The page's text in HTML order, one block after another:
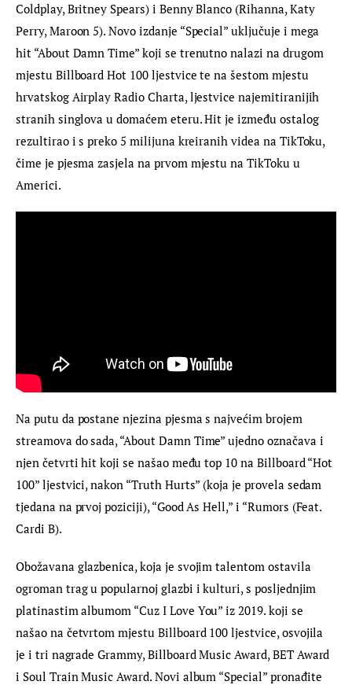
Coldplay, Britney Spears) i Benny Blanco (Rihanna, Katy
Perry, Maroon 5). Novo izdanje “Special” uključuje i mega
hit “About Damn Time” koji se trenutno nalazi na drugom
mjestu Billboard Hot 100 ljestvice te na šestom mjestu
hrvatskog Airplay Radio Charta, ljestvice najemitiranijih
stranih singlova u domaćem eteru. Hit je između ostalog
rezultirao i s preko 5 milijuna kreiranih videa na TikToku,
čime je pjesma zasjela na prvom mjestu na TikToku u
Americi.
Na putu da postane njezina pjesma s najvećim brojem
streamova do sada, “About Damn Time” ujedno označava i
njen četvrti hit koji se našao među top 10 na Billboard “Hot
100” ljestvici, nakon “Truth Hurts” (koja je provela sedam
tjedana na prvoj poziciji), “Good As Hell,” i “Rumors (Feat.
Cardi B).
Obožavana glazbenica, koja je svojim talentom ostavila
ogroman trag u popularnoj glazbi i kulturi, s posljednjim
platinastim albumom “Cuz I Love You” iz 2019. koji se
našao na četvrtom mjestu Billboard 100 ljestvice, osvojila
je i tri nagrade Grammy, Billboard Music Award, BET Award
i Soul Train Music Award. Novi album “Special” pronađite